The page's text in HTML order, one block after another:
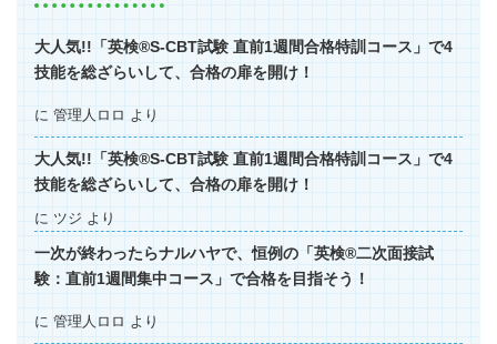
大人気!!「英検®S-CBT試験 直前1週間合格特訓コース」で4
技能を総ざらいして、合格の扉を開け！
に 管理人ロロ より
大人気!!「英検®S-CBT試験 直前1週間合格特訓コース」で4
技能を総ざらいして、合格の扉を開け！
に ツジ より
一次が終わったらナルハヤで、恒例の「英検®二次面接試
験：直前1週間集中コース」で合格を目指そう！
に 管理人ロロ より